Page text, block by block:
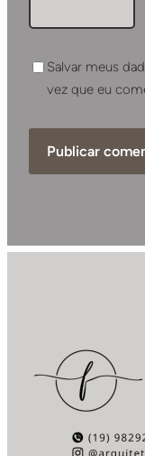
Salvar meus
vez que eu